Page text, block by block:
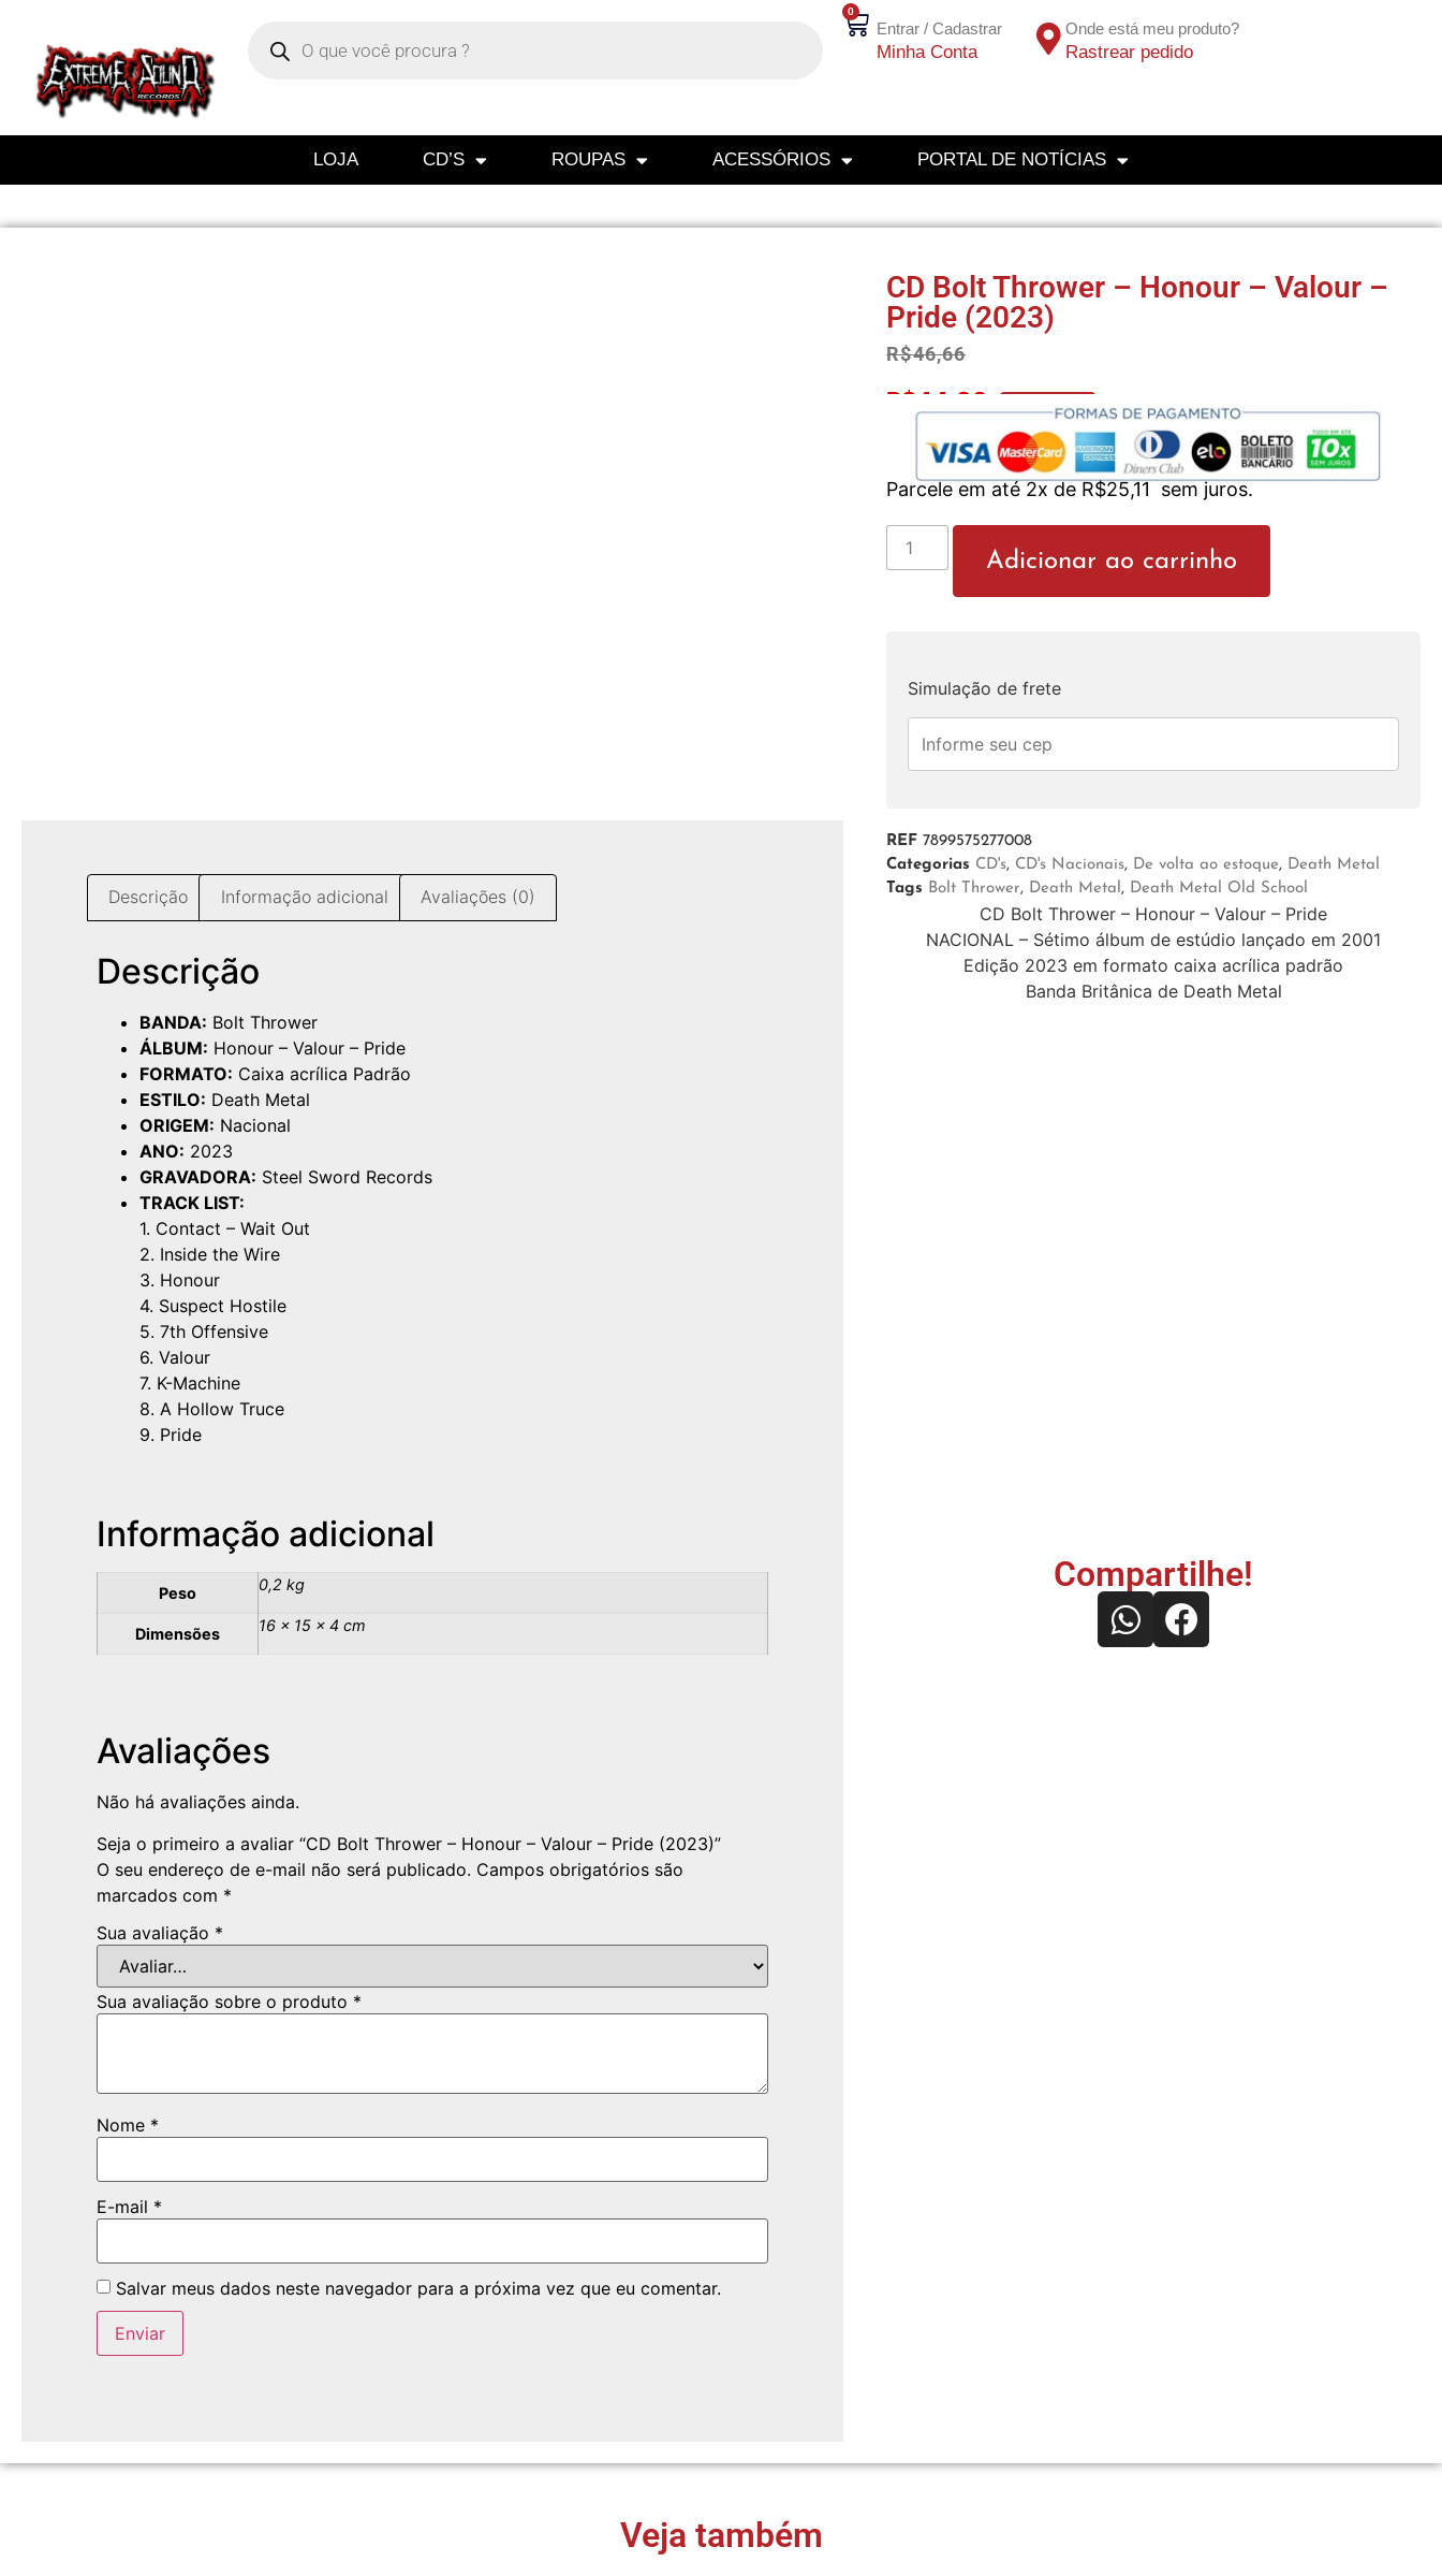
0
Entrar / Cadastrar
Minha Conta
Onde está meu produto?
Rastrear pedido
LOJA CD’S ROUPAS ACESSÓRIOS PORTAL DE NOTÍCIAS
Descrição Informação adicional Avaliações (0)
Descrição
BANDA: Bolt Thrower
ÁLBUM: Honour – Valour – Pride
FORMATO: Caixa acrílica Padrão
ESTILO: Death Metal
ORIGEM: Nacional
ANO: 2023
GRAVADORA: Steel Sword Records
TRACK LIST:
1. Contact – Wait Out
2. Inside the Wire
3. Honour
4. Suspect Hostile
5. 7th Offensive
6. Valour
7. K-Machine
8. A Hollow Truce
9. Pride
Informação adicional
Peso 0,2 kg
Dimensões 16 × 15 × 4 cm
Avaliações
Não há avaliações ainda.
Seja o primeiro a avaliar “CD Bolt Thrower – Honour – Valour – Pride (2023)”
O seu endereço de e-mail não será publicado. Campos obrigatórios são
marcados com *
Sua avaliação *
Sua avaliação sobre o produto *
Nome *
E-mail *
Salvar meus dados neste navegador para a próxima vez que eu comentar.
CD Bolt Thrower – Honour – Valour –
Pride (2023)
R$46,66
R$ 44,33
Parcele em até 2x de R$25,11 sem juros.
Adicionar ao carrinho
Simulação de frete
REF7899575277008
Categorias CD's, CD's Nacionais, De volta ao estoque, Death Metal
Tags Bolt Thrower, Death Metal , Death Metal Old School
CD Bolt Thrower – Honour – Valour – Pride
NACIONAL – Sétimo álbum de estúdio lançado em 2001
Edição 2023 em formato caixa acrílica padrão
Banda Britânica de Death Metal
Compartilhe!
Veja também